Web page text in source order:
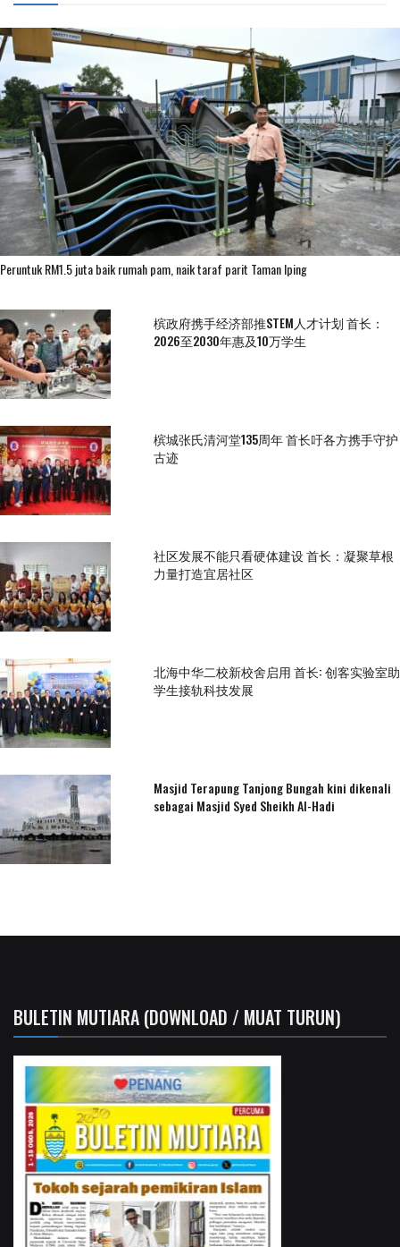
Peruntuk RM1.5 juta baik rumah pam, naik taraf parit Taman Iping
槟政府携手经济部推STEM人才计划 首长：
2026至2030年惠及10万学生
槟城张氏清河堂135周年 首长吁各方携手守护
古迹
社区发展不能只看硬体建设 首长：凝聚草根
力量打造宜居社区
北海中华二校新校舍启用 首长: 创客实验室助
学生接轨科技发展
Masjid Terapung Tanjong Bungah kini dikenali
sebagai Masjid Syed Sheikh Al-Hadi
BULETIN MUTIARA (DOWNLOAD / MUAT TURUN)